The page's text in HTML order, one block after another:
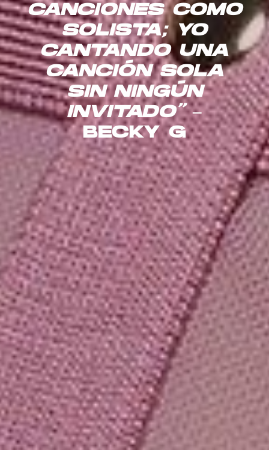
CANCIONES COMO
SOLISTA; YO
CANTANDO UNA
CANCIÓN SOLA
SIN NINGÚN
INVITADO”–
BECKY G